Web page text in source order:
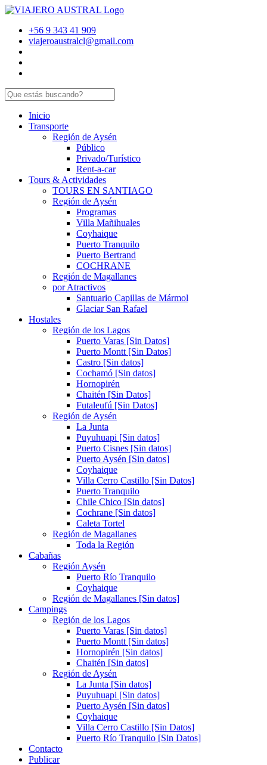
+56 9 343 41 909
viajeroaustralcl@gmail.com
Inicio
Transporte
Región de Aysén
Público
Privado/Turístico
Rent-a-car
Tours & Actividades
TOURS EN SANTIAGO
Región de Aysén
Programas
Villa Mañihuales
Coyhaique
Puerto Tranquilo
Puerto Bertrand
COCHRANE
Región de Magallanes
por Atractivos
Santuario Capillas de Mármol
Glaciar San Rafael
Hostales
Región de los Lagos
Puerto Varas [Sin Datos]
Puerto Montt [Sin Datos]
Castro [Sin datos]
Cochamó [Sin datos]
Hornopirén
Chaitén [Sin Datos]
Futaleufú [Sin Datos]
Región de Aysén
La Junta
Puyuhuapi [Sin datos]
Puerto Cisnes [Sin datos]
Puerto Aysén [Sin datos]
Coyhaique
Villa Cerro Castillo [Sin Datos]
Puerto Tranquilo
Chile Chico [Sin datos]
Cochrane [Sin datos]
Caleta Tortel
Región de Magallanes
Toda la Región
Cabañas
Región Aysén
Puerto Río Tranquilo
Coyhaique
Región de Magallanes [Sin datos]
Campings
Región de los Lagos
Puerto Varas [Sin datos]
Puerto Montt [Sin datos]
Hornopirén [Sin datos]
Chaitén [Sin datos]
Región de Aysén
La Junta [Sin datos]
Puyuhuapi [Sin datos]
Puerto Aysén [Sin datos]
Coyhaique
Villa Cerro Castillo [Sin Datos]
Puerto Río Tranquilo [Sin Datos]
Contacto
Publicar